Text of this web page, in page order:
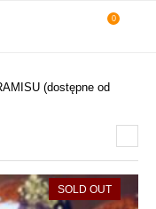
0
(dostępne od
SOLD OUT